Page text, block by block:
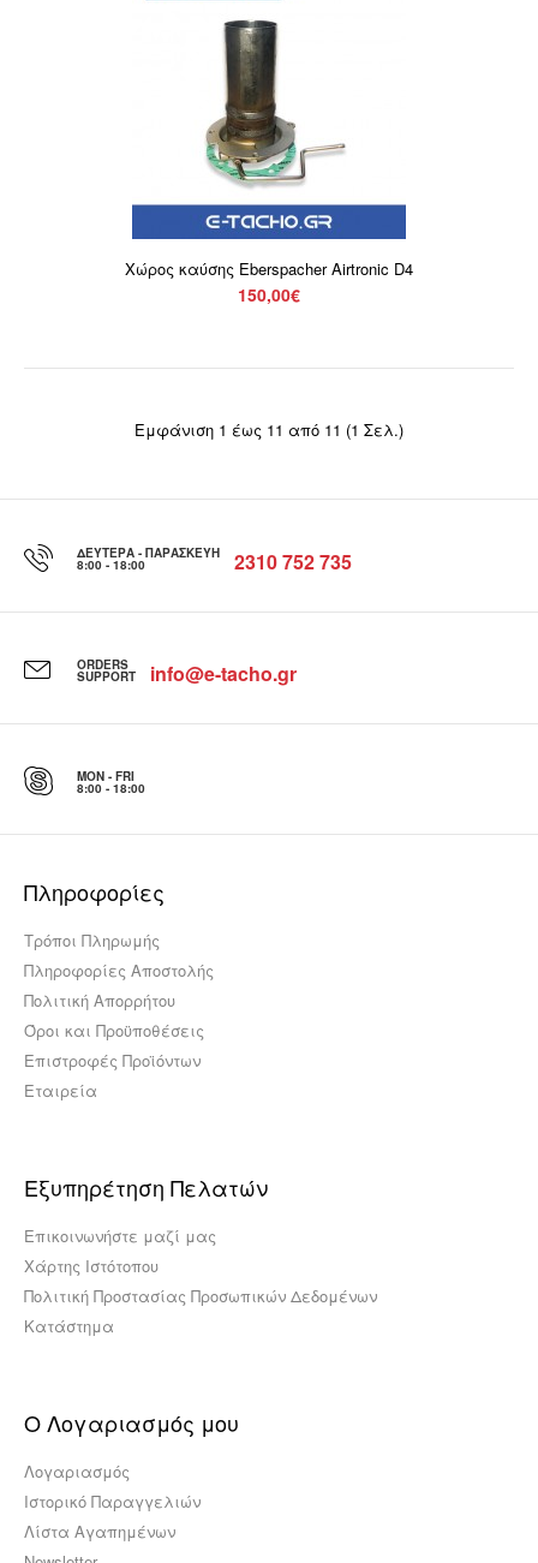
Μπουζί πυράκτωσης 12 Volt Eberspacher
70,00€
Μπουζί πυράκτωσης 12 Volt της Eberspacher για
Μπουζί πυράκτωσης 20 Volt Eberspacher
60,00€
Μπουζί Πυράκτωσης 20 Volt της Eberspacher για
καυστήρες D1LC / D1LCC.Στις τιμές δεν
Χώρος καύσης Eberspacher Airtronic D4
150,00€
Εμφάνιση 1 έως 11 από 11 (1 Σελ.)
ΔΕΥΤΈΡΑ - ΠΑΡΑΣΚΕΥΉ
8:00 - 18:00 2310 752 735
ORDERS
SUPPORT info@e-tacho.gr
MON - FRI
8:00 - 18:00
Πληροφορίες
Τρόποι Πληρωμής
Πληροφορίες Αποστολής
Πολιτική Απορρήτου
Όροι και Προϋποθέσεις
Επιστροφές Προϊόντων
Εταιρεία
Εξυπηρέτηση Πελατών
Επικοινωνήστε μαζί μας
Χάρτης Ιστότοπου
Πολιτική Προστασίας Προσωπικών Δεδομένων
Κατάστημα
Ο Λογαριασμός μου
Λογαριασμός
Ιστορικό Παραγγελιών
Λίστα Αγαπημένων